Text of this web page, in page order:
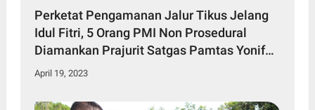
Perketat Pengamanan Jalur Tikus Jelang
Idul Fitri, 5 Orang PMI Non Prosedural
Diamankan Prajurit Satgas Pamtas Yonif
645/Gty
April 19, 2023